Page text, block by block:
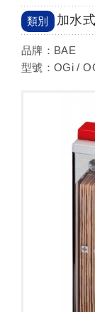
加水
品牌：BAE
型號：OGi /